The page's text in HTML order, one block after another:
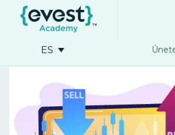
ES